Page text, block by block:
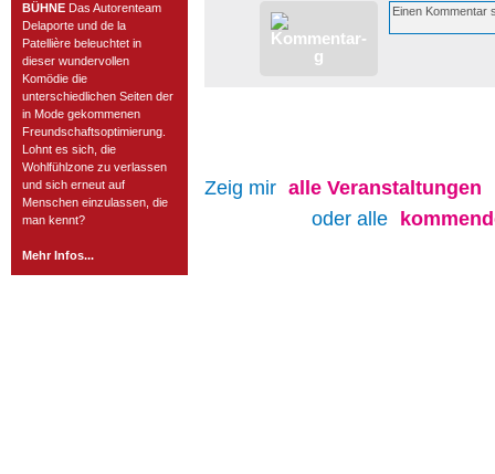
BÜHNE Das Autorenteam
Delaporte und de la
Patellière beleuchtet in
dieser wundervollen
Komödie die
unterschiedlichen Seiten der
in Mode gekommenen
Freundschaftsoptimierung.
Lohnt es sich, die
Wohlfühlzone zu verlassen
und sich erneut auf
Menschen einzulassen, die
man kennt?
Mehr Infos...
Zeig mir alle Veranstaltungen
oder alle